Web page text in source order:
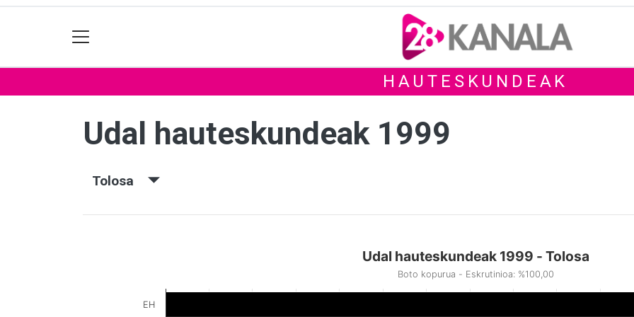
HAUTESKUNDEAK
Udal hauteskundeak 1999
Tolosa
Udal hauteskundeak 1999 - Tolosa
Boto kopurua - Eskrutinioa: %100,00
EH